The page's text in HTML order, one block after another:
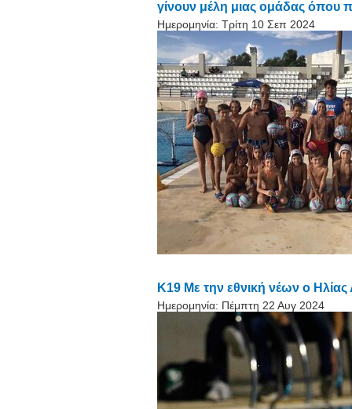
γίνουν μέλη μιας ομάδας όπου
Ημερομηνία: Τρίτη 10 Σεπ 2024
K19 Με την εθνική νέων ο
Ημερομηνία: Πέμπτη 22 Αυγ 2024